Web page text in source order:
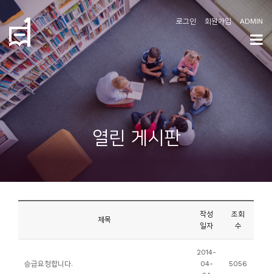
로그인 회원가입 ADMIN
열린 게시판
제목
작성
일자
조회
수
승급요청합니다.
2014-
04-
5056
학
도
협
개
지
사